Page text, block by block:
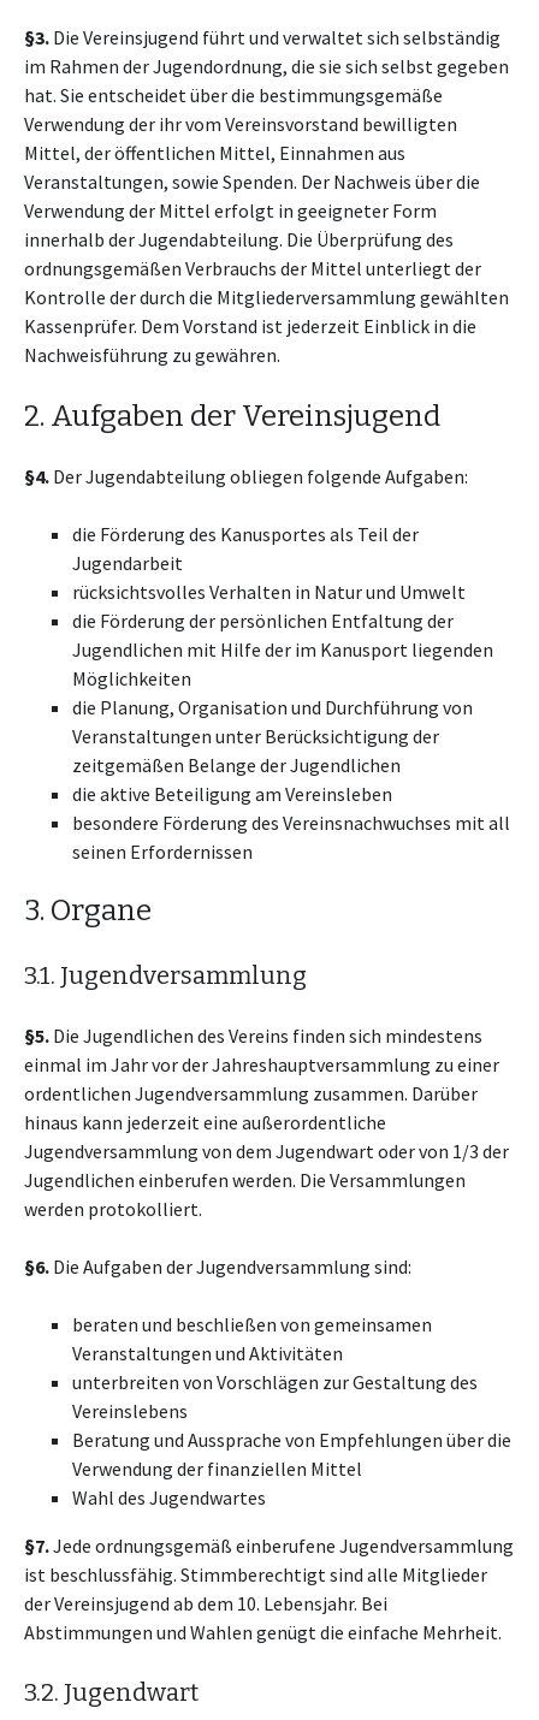
§3. Die Vereinsjugend führt und verwaltet sich selbständig
im Rahmen der Jugendordnung, die sie sich selbst gegeben
hat. Sie entscheidet über die bestimmungsgemäße
Verwendung der ihr vom Vereinsvorstand bewilligten
Mittel, der öffentlichen Mittel, Einnahmen aus
Veranstaltungen, sowie Spenden. Der Nachweis über die
Verwendung der Mittel erfolgt in geeigneter Form
innerhalb der Jugendabteilung. Die Überprüfung des
ordnungsgemäßen Verbrauchs der Mittel unterliegt der
Kontrolle der durch die Mitgliederversammlung gewählten
Kassenprüfer. Dem Vorstand ist jederzeit Einblick in die
Nachweisführung zu gewähren.
2. Aufgaben der Vereinsjugend
§4. Der Jugendabteilung obliegen folgende Aufgaben:
die Förderung des Kanusportes als Teil der
Jugendarbeit
rücksichtsvolles Verhalten in Natur und Umwelt
die Förderung der persönlichen Entfaltung der
Jugendlichen mit Hilfe der im Kanusport liegenden
Möglichkeiten
die Planung, Organisation und Durchführung von
Veranstaltungen unter Berücksichtigung der
zeitgemäßen Belange der Jugendlichen
die aktive Beteiligung am Vereinsleben
besondere Förderung des Vereinsnachwuchses mit all
seinen Erfordernissen
3. Organe
3.1. Jugendversammlung
§5. Die Jugendlichen des Vereins finden sich mindestens
einmal im Jahr vor der Jahreshauptversammlung zu einer
ordentlichen Jugendversammlung zusammen. Darüber
hinaus kann jederzeit eine außerordentliche
Jugendversammlung von dem Jugendwart oder von 1/3 der
Jugendlichen einberufen werden. Die Versammlungen
werden protokolliert.
§6. Die Aufgaben der Jugendversammlung sind:
beraten und beschließen von gemeinsamen
Veranstaltungen und Aktivitäten
unterbreiten von Vorschlägen zur Gestaltung des
Vereinslebens
Beratung und Aussprache von Empfehlungen über die
Verwendung der finanziellen Mittel
Wahl des Jugendwartes
§7.Jede ordnungsgemäß einberufene Jugendversammlung
ist beschlussfähig. Stimmberechtigt sind alle Mitglieder
der Vereinsjugend ab dem 10. Lebensjahr. Bei
Abstimmungen und Wahlen genügt die einfache Mehrheit.
3.2. Jugendwart